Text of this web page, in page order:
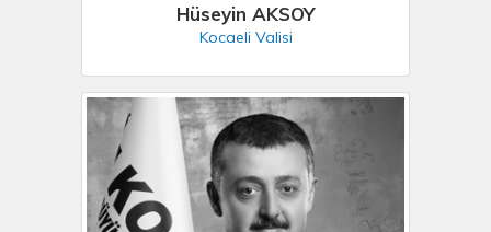
Hüseyin AKSOY
Kocaeli Valisi